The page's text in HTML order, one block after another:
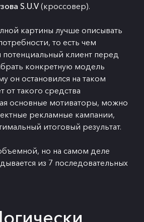
S.U.V(кроссовер).
картины лучше описывать
то есть чем
потенциальный клиент перед
конкретную модель
он остановился на таком
от такого средства
основные мотиваторы, можно
рекламные кампании,
итоговый результат.
но на самом деле
из 7 последовательных